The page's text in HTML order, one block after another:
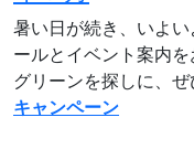
暑い日が続き、いよ
ールとイベント案内
グリーンを探しに、
キャンペーン